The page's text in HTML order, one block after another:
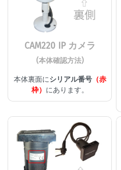
CAM220 IP カメラ
(本体確認方法)
本体裏面にシリアル番号（赤
枠） にあります。